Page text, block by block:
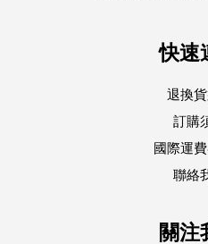
快速
退換
訂購
國際運
聯絡
關注